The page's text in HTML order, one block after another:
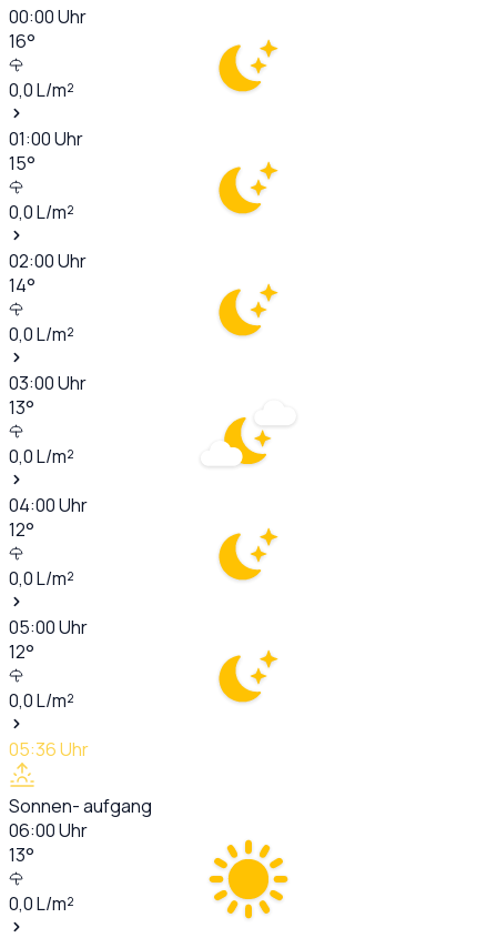
00:00Uhr
16°
0,0L/m²
01:00Uhr
15°
0,0L/m²
02:00Uhr
14°
0,0L/m²
03:00Uhr
13°
0,0L/m²
04:00Uhr
12°
0,0L/m²
05:00Uhr
12°
0,0L/m²
05:36Uhr
Sonnen- aufgang
06:00Uhr
13°
0,0L/m²